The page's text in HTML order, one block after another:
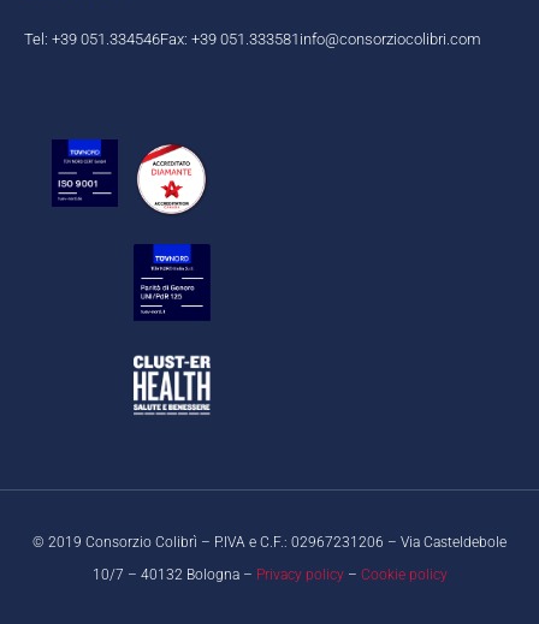
Tel: +39 051.334546Fax: +39 051.333581 info@consorziocolibri.com
© 2019 Consorzio Colibrì – P.IVA e C.F.: 02967231206 – Via Casteldebole
10/7 – 40132 Bologna – Privacy policy– Cookie policy